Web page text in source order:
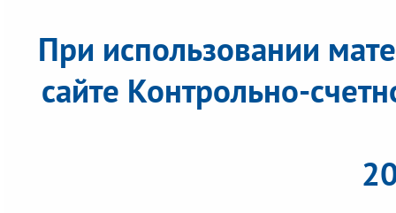
При использовании
сайте Контрольно-